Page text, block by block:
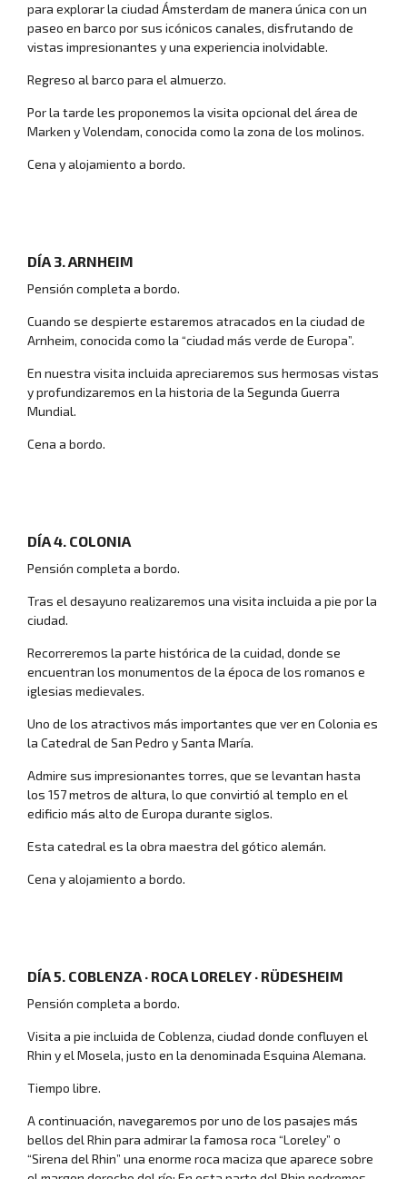
Inicio
para explorar la ciudad Ámsterdam de manera única con un
paseo en barco por sus icónicos canales, disfrutando de
vistas impresionantes y una experiencia inolvidable.
Regreso al barco para el almuerzo.
Por la tarde les proponemos la visita opcional del área de
Marken y Volendam, conocida como la zona de los molinos.
Cena y alojamiento a bordo.
DÍA 3. ARNHEIM
Pensión completa a bordo.
Cuando se despierte estaremos atracados en la ciudad de
Arnheim, conocida como la “ciudad más verde de Europa”.
En nuestra visita incluida apreciaremos sus hermosas vistas
y profundizaremos en la historia de la Segunda Guerra
Mundial.
Cena a bordo.
DÍA 4. COLONIA
Pensión completa a bordo.
Tras el desayuno realizaremos una visita incluida a pie por la
ciudad.
Recorreremos la parte histórica de la cuidad, donde se
encuentran los monumentos de la época de los romanos e
iglesias medievales.
Uno de los atractivos más importantes que ver en Colonia es
la Catedral de San Pedro y Santa María.
Admire sus impresionantes torres, que se levantan hasta
los 157 metros de altura, lo que convirtió al templo en el
edificio más alto de Europa durante siglos.
Esta catedral es la obra maestra del gótico alemán.
Cena y alojamiento a bordo.
DÍA 5. COBLENZA · ROCA LORELEY · RÜDESHEIM
Pensión completa a bordo.
Visita a pie incluida de Coblenza, ciudad donde confluyen el
Rhin y el Mosela, justo en la denominada Esquina Alemana.
Tiempo libre.
A continuación, navegaremos por uno de los pasajes más
bellos del Rhin para admirar la famosa roca “Loreley” o
“Sirena del Rhin” una enorme roca maciza que aparece sobre